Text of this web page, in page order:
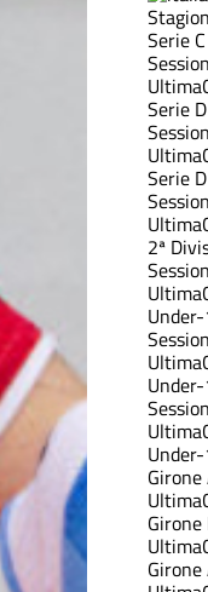
Serie
Ultima
Serie
Ultima
Serie
Ultima
2ª
Ultima
Ultima
Ultima
Ultima
Ultima